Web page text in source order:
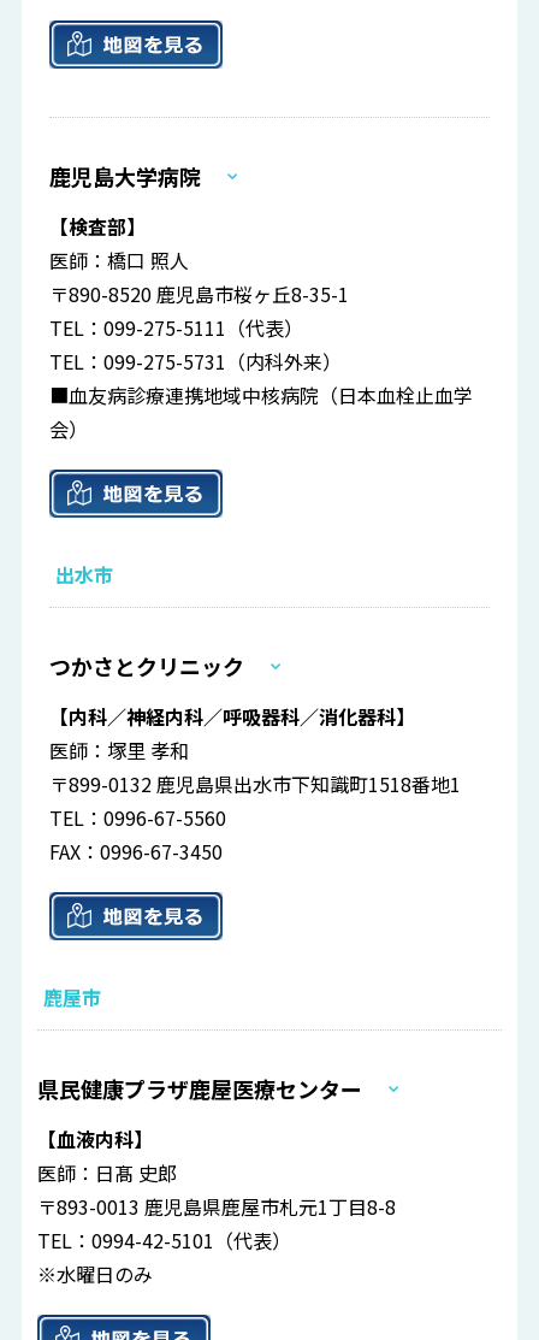
鹿児島大学病院
【検査部】
医師：橋口 照人
〒890-8520 鹿児島市桜ヶ丘8-35-1
TEL：099-275-5111（代表）
TEL：099-275-5731（内科外来）
■血友病診療連携地域中核病院（日本血栓止血学
会）
出水市
つかさとクリニック
【内科／神経内科／呼吸器科／消化器科】
医師：塚里 孝和
〒899-0132 鹿児島県出水市下知識町1518番地1
TEL：0996-67-5560
FAX：0996-67-3450
鹿屋市
県民健康プラザ鹿屋医療センター
【血液内科】
医師：日髙 史郎
〒893-0013 鹿児島県鹿屋市札元1丁目8-8
TEL：0994-42-5101（代表）
※水曜日のみ